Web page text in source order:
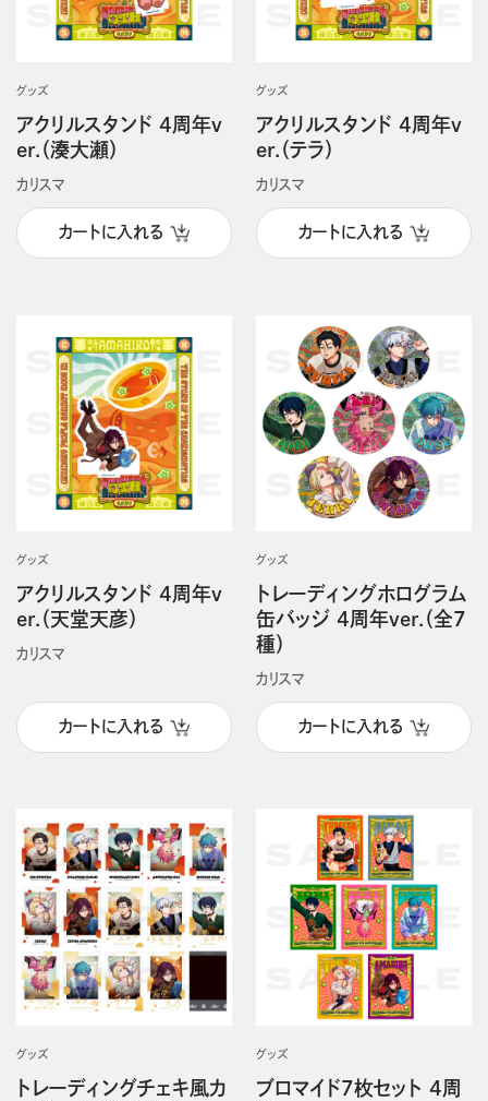
グッズ
アクリルスタンド 4周年v
er.（湊大瀬）
カリスマ
カートに入れる
グッズ
アクリルスタンド 4周年v
er.（テラ）
カリスマ
カートに入れる
グッズ
アクリルスタンド 4周年v
er.（天堂天彦）
カリスマ
カートに入れる
グッズ
トレーディングホログラム
缶バッジ 4周年ver.（全7
種）
カリスマ
カートに入れる
グッズ
トレーディングチェキ風カ
グッズ
ブロマイド7枚セット 4周